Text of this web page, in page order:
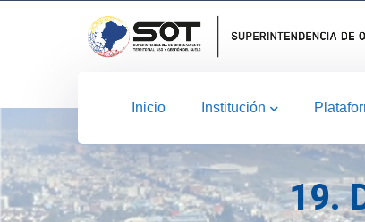
Inicio Institución
19.